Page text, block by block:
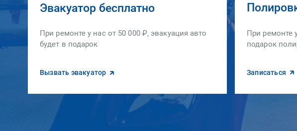
Эвакуатор бесплатно
При ремонте у нас от 50 000 ₽, эвакуация авто
будет в подарок
Вызвать эвакуатор
При ремонте
подарок
Записаться